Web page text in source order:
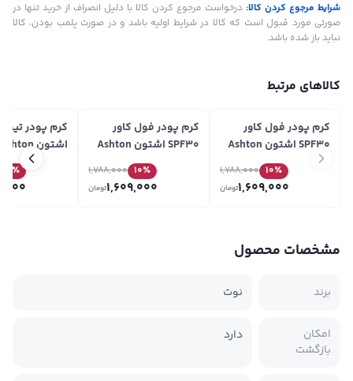
شرایط مرجوع کردن کالا: درخواست مرجوع کردن کالا با دلیل انصراف از خرید تنها در
صورتی مورد قبول است که کالا در شرایط اولیه باشد و در صورت پلمب بودن، کالا
نباید باز شده باشد.
کالاهای مرتبط
کرم پودر فول کاور
SPF30 اشتون Ashton
شماره GF40
10٪ 1,788,000
1,609,000تومان
کرم پودر فول کاور
SPF30 اشتون Ashton
10٪ 1,788,000
1,609,000تومان
٪
مشخصات محصول
برند نوت
امکان
بازگشت
دارد